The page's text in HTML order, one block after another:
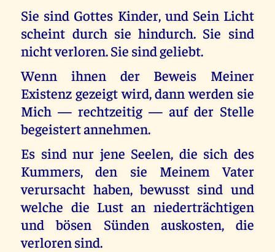
Sie sind Gottes Kinder, und Sein Licht
scheint durch sie hindurch. Sie sind
nicht verloren. Sie sind geliebt.
Wenn ihnen der Beweis Meiner
Existenz gezeigt wird, dann werden sie
Mich — rechtzeitig — auf der Stelle
begeistert annehmen.
Es sind nur jene Seelen, die sich des
Kummers, den sie Meinem Vater
verursacht haben, bewusst sind und
welche die Lust an niederträchtigen
und bösen Sünden auskosten, die
verloren sind.